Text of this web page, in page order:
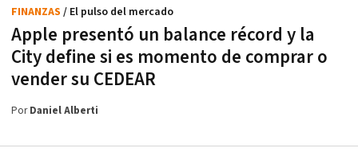
Apple presentó un balance récord y la
City define si es momento de comprar o
vender su CEDEAR
FINANZAS / El pulso del mercado
PorDaniel Alberti